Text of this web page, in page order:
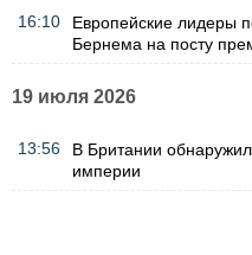
16:10
Европейские лидеры
Бернема на посту
19 июля 2026
13:56
В Британии
империи